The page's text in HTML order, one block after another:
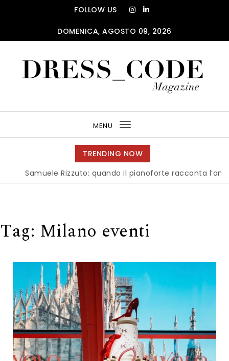
FOLLOW US
DOMENICA, AGOSTO 09, 2026
MENU
Toggle
navigation
TRENDING NOW
Rizzuto: quando il pianoforte racconta l’anima
Tag: Milano eventi